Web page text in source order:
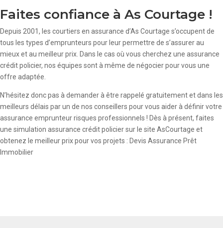
Faites confiance à As Courtage !
Depuis 2001, les courtiers en assurance d’As Courtage s’occupent de
tous les types d’emprunteurs pour leur permettre de s’assurer au
mieux et au meilleur prix. Dans le cas où vous cherchez une assurance
crédit policier, nos équipes sont à même de négocier pour vous une
offre adaptée.
N’hésitez donc pas à demander à être rappelé gratuitement et dans les
meilleurs délais par un de nos conseillers pour vous aider à définir votre
assurance emprunteur risques professionnels ! Dès à présent, faites
une simulation assurance crédit policier sur le site AsCourtage et
obtenez le meilleur prix pour vos projets : Devis Assurance Prêt
Immobilier